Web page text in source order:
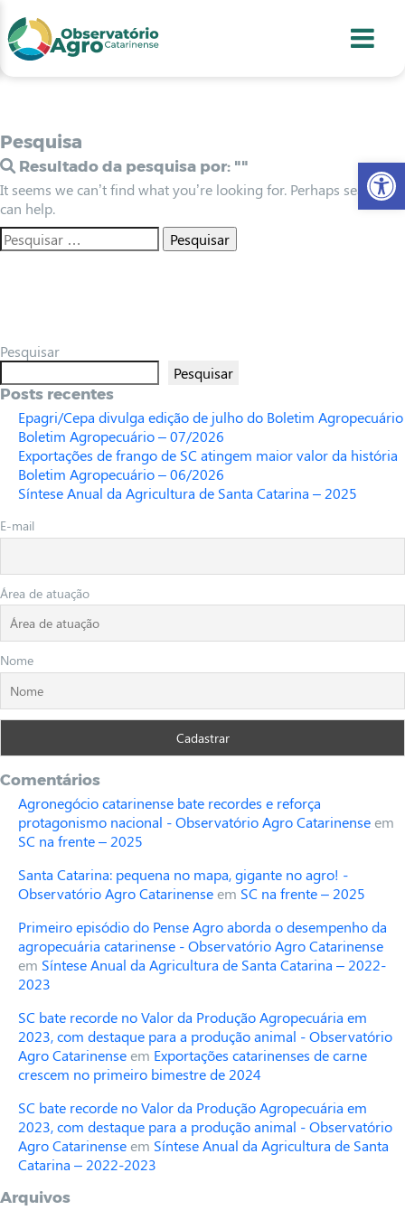
2
3
4
Pesquisa
Resultado da pesquisa por: ""
It seems we can’t find what you’re looking for. Perhaps searching
can help.
Pesquisar
Pesquisar
Posts recentes
Epagri/Cepa divulga edição de julho do Boletim Agropecuário
Boletim Agropecuário – 07/2026
Exportações de frango de SC atingem maior valor da história
Boletim Agropecuário – 06/2026
Síntese Anual da Agricultura de Santa Catarina – 2025
E-mail
Área de atuação
Nome
Comentários
Agronegócio catarinense bate recordes e reforça
protagonismo nacional - Observatório Agro Catarinenseem
SC na frente – 2025
Santa Catarina: pequena no mapa, gigante no agro! -
Observatório Agro Catarinenseem SC na frente – 2025
Primeiro episódio do Pense Agro aborda o desempenho da
agropecuária catarinense - Observatório Agro Catarinense
em Síntese Anual da Agricultura de Santa Catarina – 2022-
2023
SC bate recorde no Valor da Produção Agropecuária em
2023, com destaque para a produção animal - Observatório
Agro Catarinenseem Exportações catarinenses de carne
crescem no primeiro bimestre de 2024
SC bate recorde no Valor da Produção Agropecuária em
2023, com destaque para a produção animal - Observatório
Agro Catarinenseem Síntese Anual da Agricultura de Santa
Catarina – 2022-2023
Arquivos